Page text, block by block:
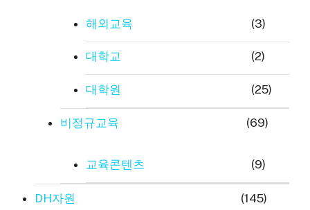
해외교육 (3)
대학교 (2)
대학원 (25)
비정규교육 (69)
교육콘텐츠 (9)
DH자원 (145)